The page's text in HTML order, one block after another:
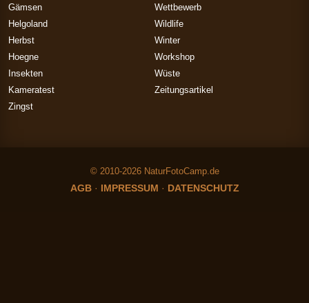
Gämsen
Helgoland
Herbst
Hoegne
Insekten
Kameratest
Wettbewerb
Wildlife
Winter
Workshop
Wüste
Zeitungsartikel
Zingst
© 2010-2026 NaturFotoCamp.de
AGB· IMPRESSUM · DATENSCHUTZ